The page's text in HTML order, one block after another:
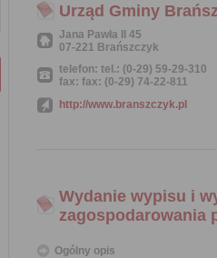
Urząd Gminy
Jana Pawła II 45
07-221 Brańszczyk
telefon: tel.: (0-29) 59-29-310
fax: fax: (0-29) 74-22-811
http://www.branszczyk.pl
Wydanie wypisu i
zagospodarowania
Ogólny opis